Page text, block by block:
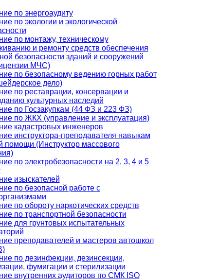
по энергоаудиту
по экологии и экологической
по монтажу, техническому
и ремонту средств обеспечения
безопасности зданий и сооружений
МЧС)
по безопасному ведению горных работ
дело)
по реставрации, консервации и
культурных наследий
по Госзакупкам (44 ФЗ и 223 ФЗ)
по ЖКХ (управление и эксплуатация)
кадастровых инженеров
инструктора-преподавателя навыкам
помощи (Инструктор массового
по электробезопасности на 2, 3, 4 и 5
изыскателей
по безопасной работе с
по обороту наркотических средств
по транспортной безопасности
для грунтовых испытательных
преподавателей и мастеров автошкол
по дезинфекции, дезинсекции,
фумигации и стерилизации
внутренних аудиторов по СМК ISO